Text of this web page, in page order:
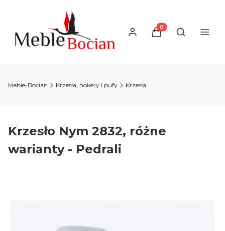
Produkty w
Otwórz
Meble-Bocian Krzesła, hokery i pufy Krzesła
Krzesło Nym 2832, różne
warianty - Pedrali